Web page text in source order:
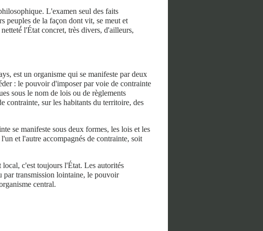
L'examen seul des faits
peuples de la façon dont vit, se meut et
l'État concret, très divers, d'ailleurs,
est un organisme qui se manifeste par deux
: le pouvoir d'imposer par voie de contrainte
sous le nom de lois ou de règlements
contrainte, sur les habitants du territoire, des
se manifeste sous deux formes, les lois et les
et l'autre accompagnés de contrainte, soit
c'est toujours l'État. Les autorités
par transmission lointaine, le pouvoir
central.